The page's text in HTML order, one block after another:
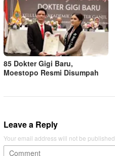
85 Dokter Gigi Baru,
Moestopo Resmi Disumpah
Leave a Reply
Your email address will not be published.